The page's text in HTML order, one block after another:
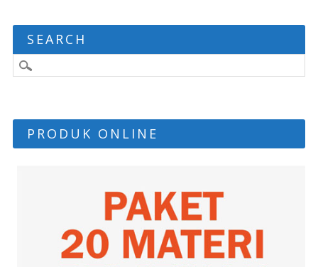
SEARCH
PRODUK ONLINE